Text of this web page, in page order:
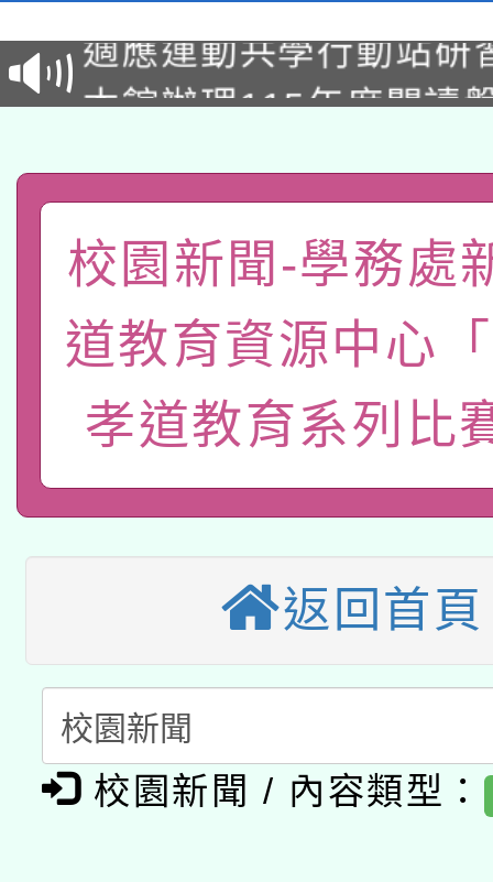
招甄選結果公告(無人
招)
適應運動共學行動站研
本館辦理115年度閱讀
礎課程
A3數位素養講師名單
「數位內容與教學軟體
pilot」
有關大陸委員會函釋公
薪期間赴陸應申請許可
轉知經濟部水利署委託
業技術研究院辦理「
用水績優單位及節水達
動」
115年8月22日(星期六
桃園市孔廟祈福系列
本校115學年度第2次
招甄選結果公告(無人
適應運動共學行動站研
本館辦理115年度閱讀
暨閱讀推動專業研習
科技賦能─人工智慧
礎課程
A3數位素養講師名單
「數位內容與教學軟
校園新聞-學務處
道教育資源中心
孝道教育系列比
返回首頁
校園新聞 / 內容類型：